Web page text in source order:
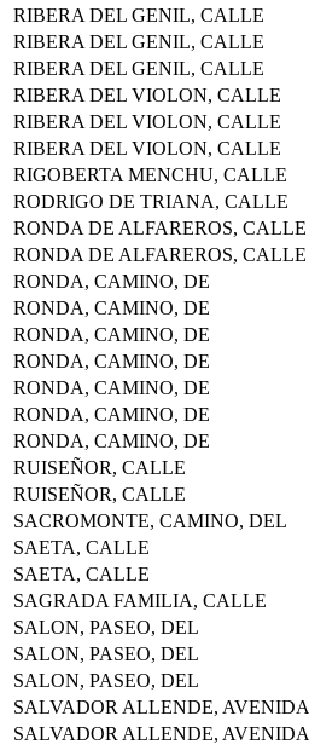
RIBERA DEL GENIL, CALLE
RIBERA DEL GENIL, CALLE
RIBERA DEL GENIL, CALLE
RIBERA DEL VIOLON, CALLE
RIBERA DEL VIOLON, CALLE
RIBERA DEL VIOLON, CALLE
RIGOBERTA MENCHU, CALLE
RODRIGO DE TRIANA, CALLE
RONDA DE ALFAREROS, CALLE
RONDA DE ALFAREROS, CALLE
RONDA, CAMINO, DE
RONDA, CAMINO, DE
RONDA, CAMINO, DE
RONDA, CAMINO, DE
RONDA, CAMINO, DE
RONDA, CAMINO, DE
RONDA, CAMINO, DE
RUISEÑOR, CALLE
RUISEÑOR, CALLE
SACROMONTE, CAMINO, DEL
SAETA, CALLE
SAETA, CALLE
SAGRADA FAMILIA, CALLE
SALON, PASEO, DEL
SALON, PASEO, DEL
SALON, PASEO, DEL
SALVADOR ALLENDE, AVENIDA
SALVADOR ALLENDE, AVENIDA